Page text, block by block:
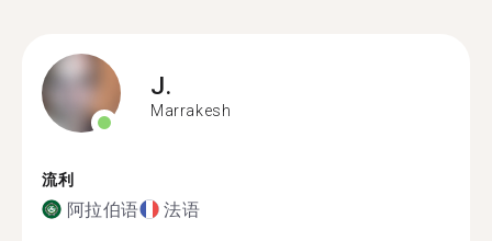
J.
Marrakesh
流利
阿拉伯语 法语